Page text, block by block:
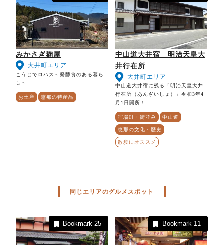
みかさぎ麹屋
大井町エリア
こうじでロハス～発酵食のある暮ら
し～
お土産 恵那の特産品
中山道大井宿 明治天皇大
井行在所
大井町エリア
中山道大井宿に残る「明治天皇大井
行在所（あんざいしょ）」令和3年4
月1日開所！
宿場町・街並み 中山道
恵那の文化・歴史
散歩にオススメ
同じエリアのグルメスポット
Bookmark 25 Bookmark 11